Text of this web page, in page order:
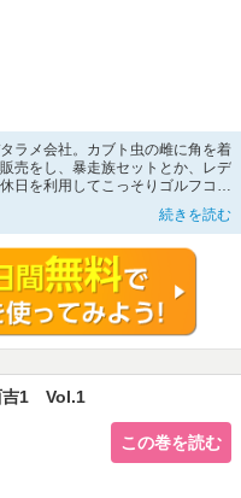
ラメ会社。カブト虫の雌に角を着
売をし、暴走族セットとか、レデ
日を利用してこっそりゴルフコン
。ひどい目に遭うのは、いつも花
続きを読む
吉1 Vol.1
この巻を読む